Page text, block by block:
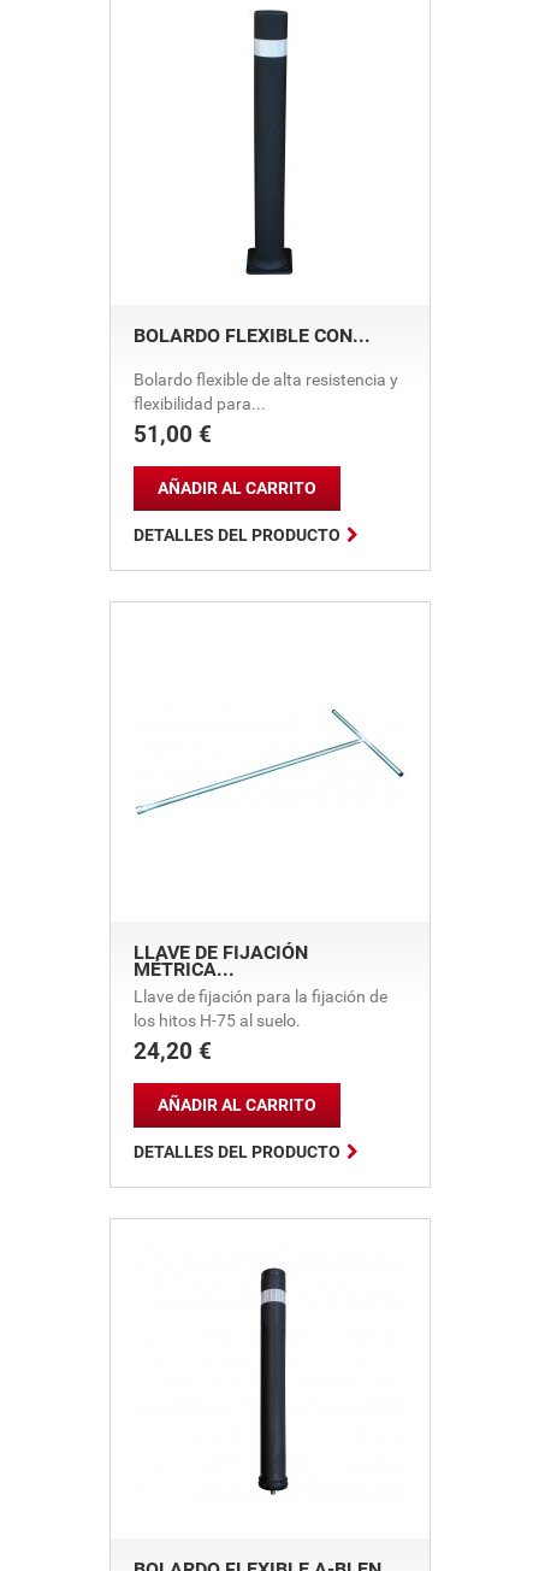
BOLARDO FLEXIBLE CON...
Bolardo flexible de alta resistencia y
flexibilidad para...
Precio
51,00 €

AÑADIR AL CARRITO
DETALLES DEL PRODUCTO
LLAVE DE FIJACIÓN
MÉTRICA...
Llave de fijación para la fijación de
los hitos H-75 al suelo.
Precio
24,20 €

AÑADIR AL CARRITO
DETALLES DEL PRODUCTO